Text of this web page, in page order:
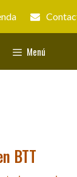
Menú
BTT